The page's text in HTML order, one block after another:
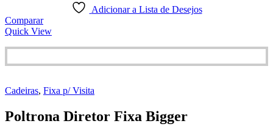
Adicionar a Lista de Desejos
Comparar
Quick View
Cadeiras, Fixa p/ Visita
Poltrona Diretor Fixa Bigger